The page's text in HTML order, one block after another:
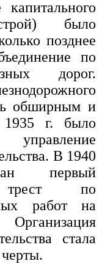
было
позднее
по
дорог.
обширным и
1935 г. было
управление
В 1940
первый
трест по
работ на
стала